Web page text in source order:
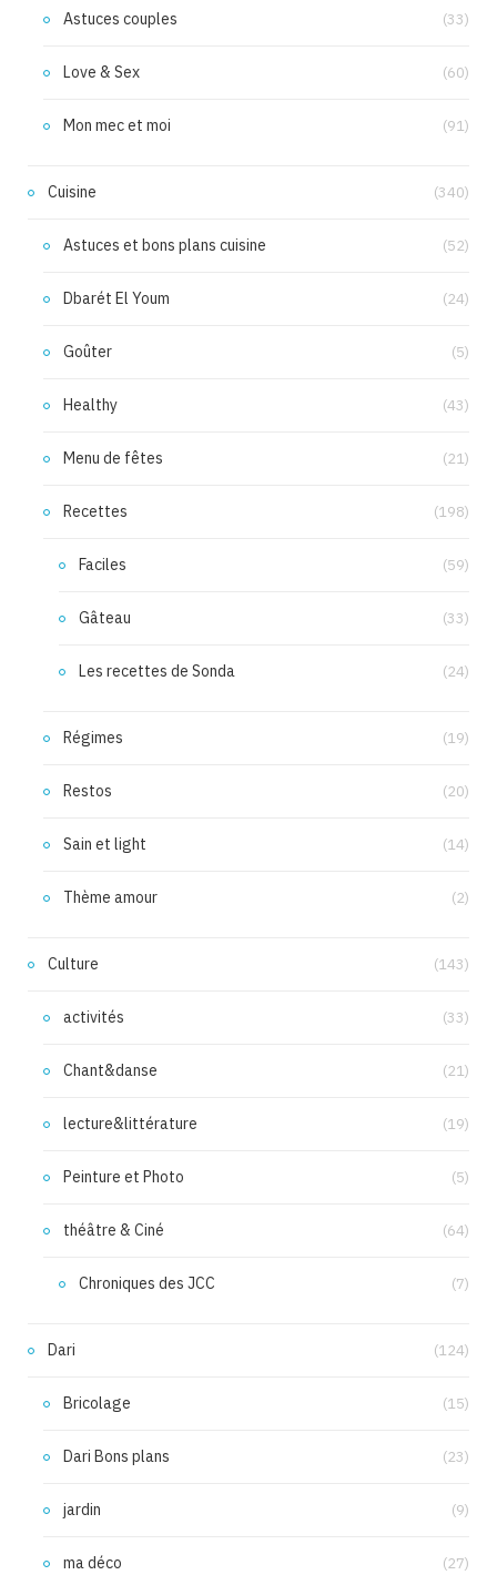
Astuces couples (33)
Love & Sex (60)
Mon mec et moi (91)
Cuisine (340)
Astuces et bons plans cuisine (52)
Dbarét El Youm (24)
Goûter (5)
Healthy (43)
Menu de fêtes (21)
Recettes (198)
Faciles (59)
Gâteau (33)
Les recettes de Sonda (24)
Régimes (19)
Restos (20)
Sain et light (14)
Thème amour (2)
Culture (143)
activités (33)
Chant&danse (21)
lecture&littérature (19)
Peinture et Photo (5)
théâtre & Ciné (64)
Chroniques des JCC (7)
Dari (124)
Bricolage (15)
Dari Bons plans (23)
jardin (9)
ma déco (27)